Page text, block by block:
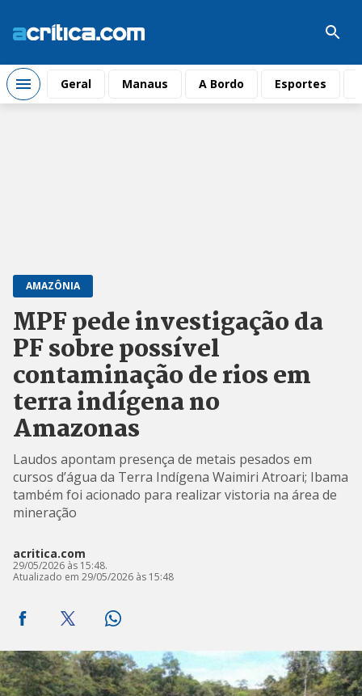
Geral Manaus A Bordo Esportes
AMAZÔNIA
MPF pede investigação da
PF sobre possível
contaminação de rios em
terra indígena no
Amazonas
Laudos apontam presença de metais pesados em
cursos d’água da Terra Indígena Waimiri Atroari; Ibama
também foi acionado para realizar vistoria na área de
mineração
acritica.com
29/05/2026 às 15:48.
Atualizado em 29/05/2026 às 15:48